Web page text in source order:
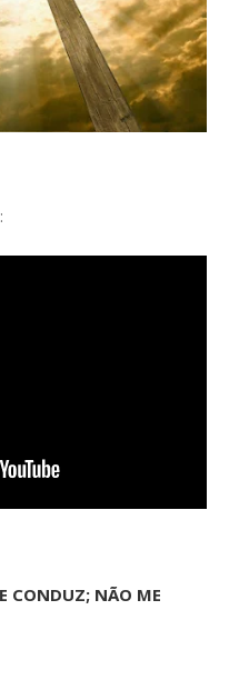
CONDUZ; NÃO ME